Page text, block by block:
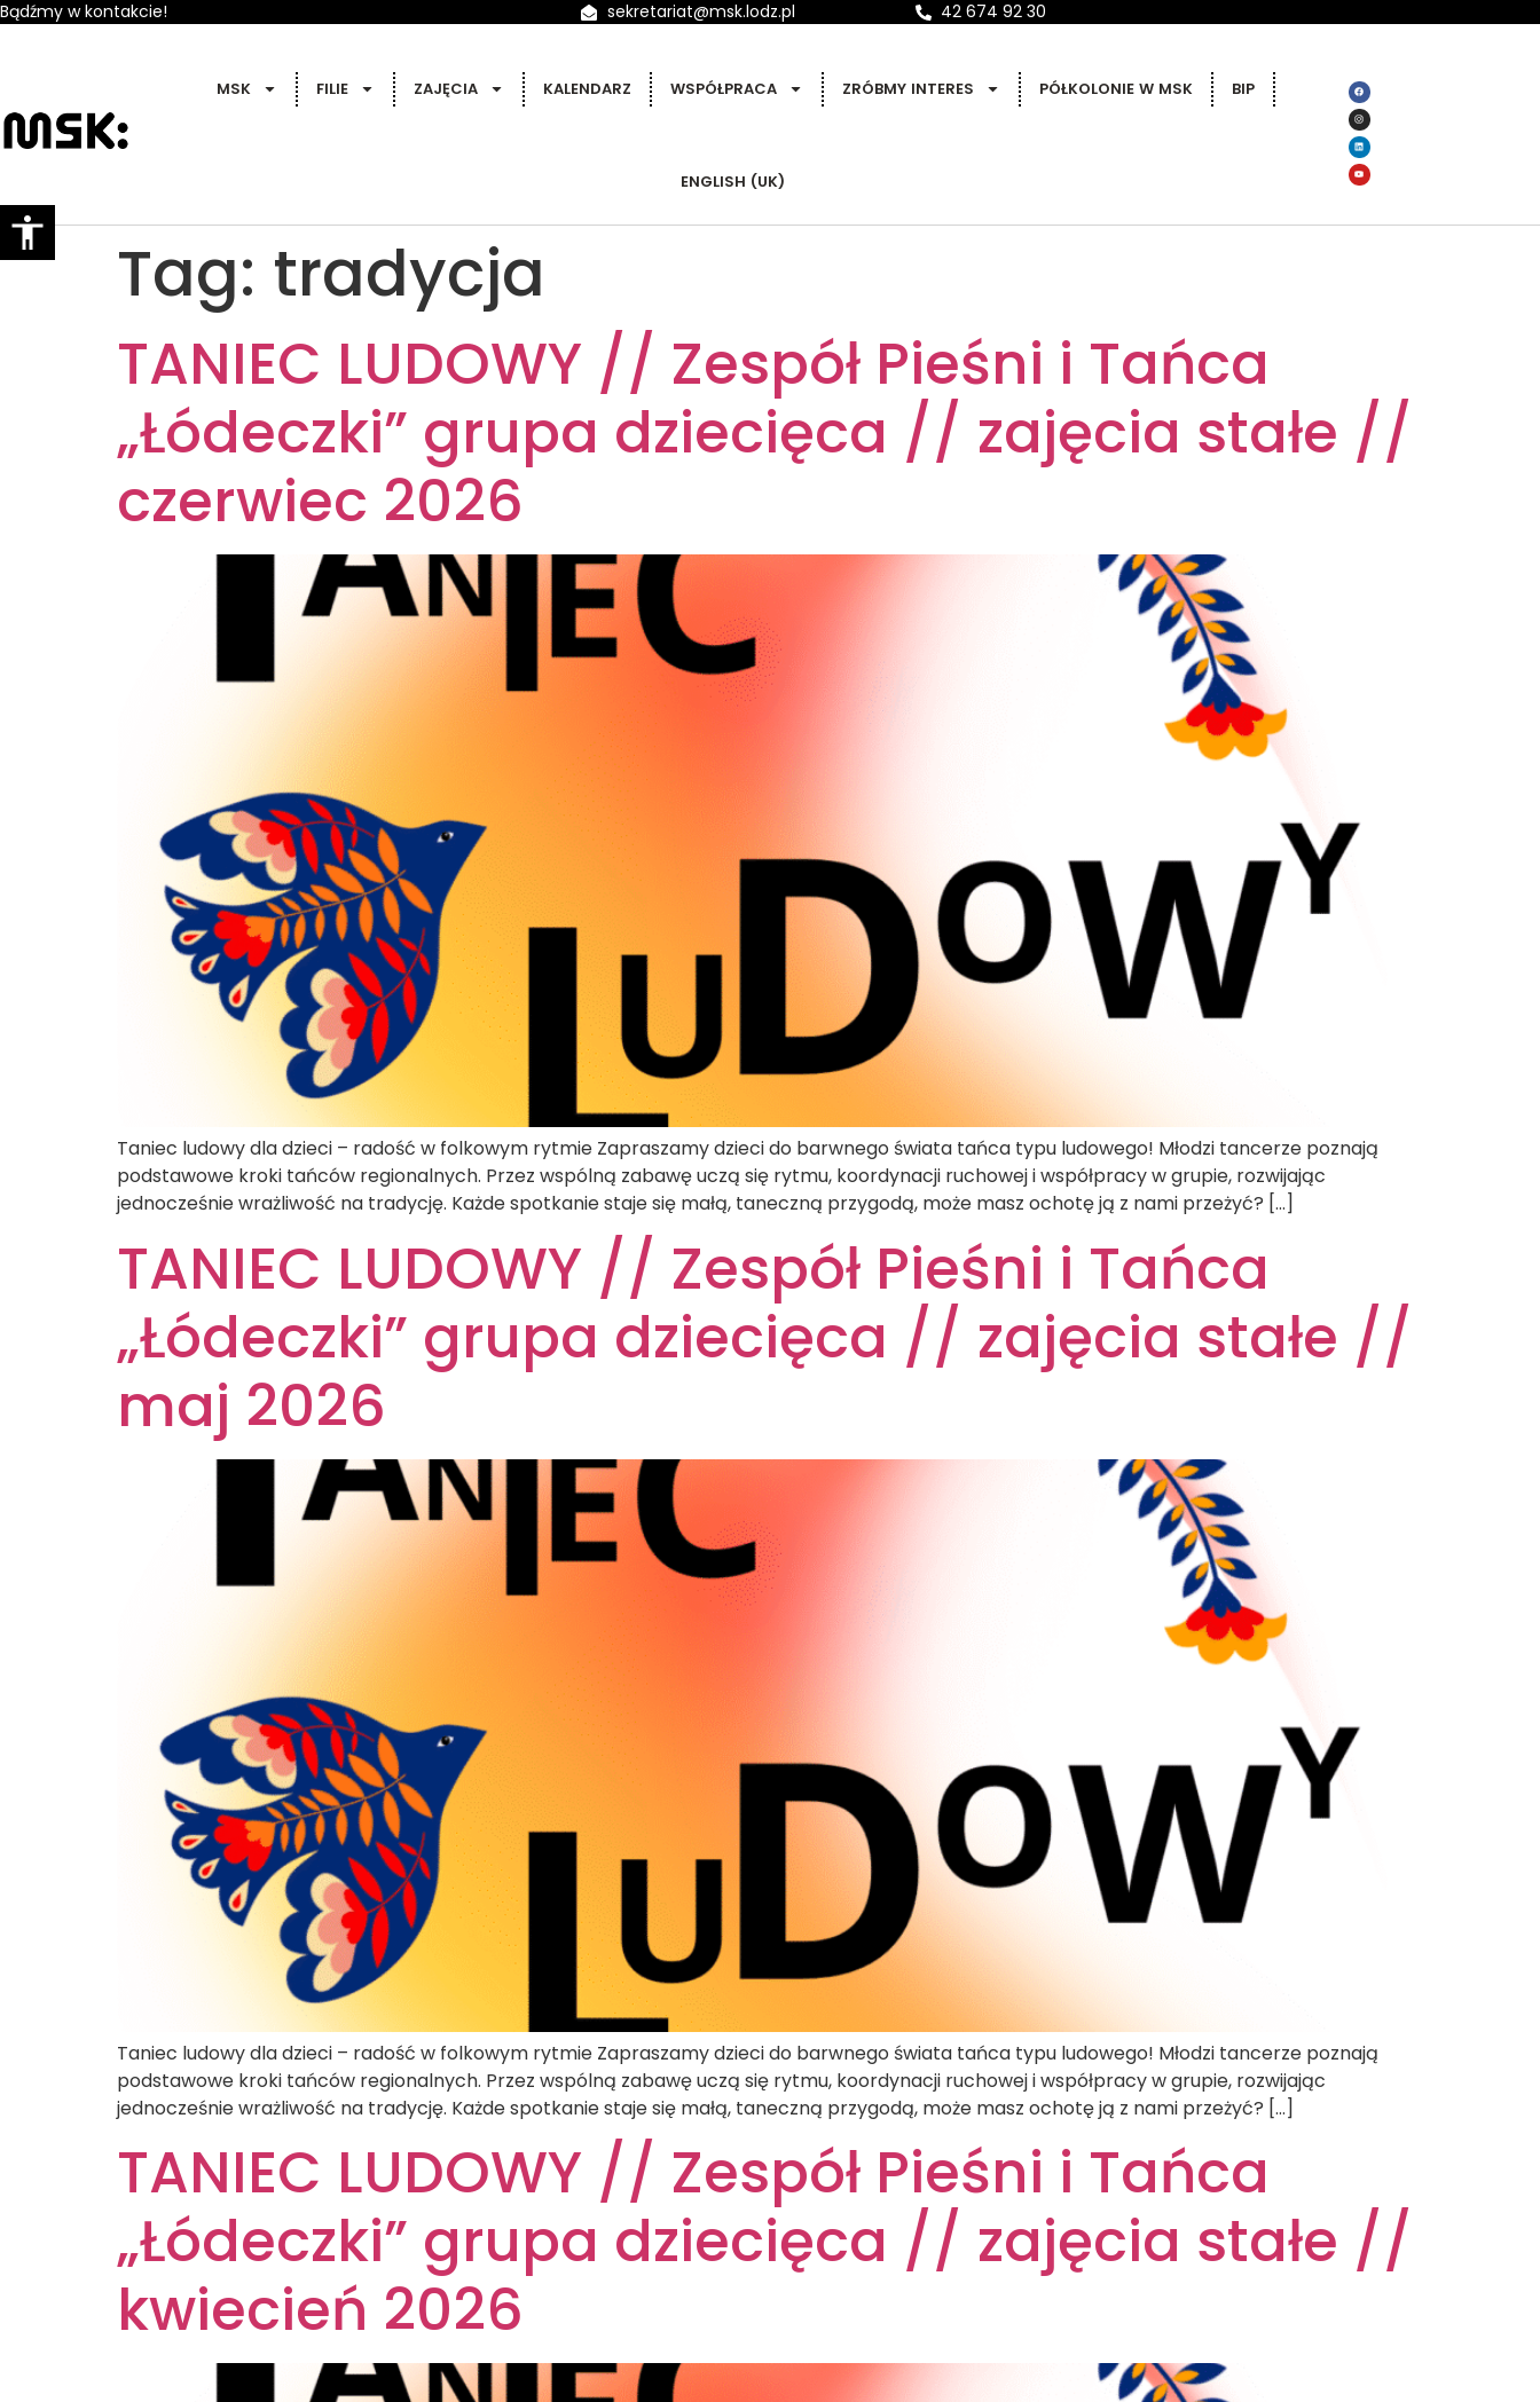
Bądźmy w kontakcie! sekretariat@msk.lodz.pl 42 674 92 30
MSK FILIE ZAJĘCIA KALENDARZ WSPÓŁPRACA ZRÓBMY INTERES PÓŁKOLONIE W MSK BIP
ENGLISH (UK)
Tag: tradycja
TANIEC LUDOWY // Zespół Pieśni i Tańca
„Łódeczki” grupa dziecięca // zajęcia stałe //
czerwiec 2026
Taniec ludowy dla dzieci – radość w folkowym rytmie Zapraszamy dzieci do barwnego świata tańca typu ludowego! Młodzi tancerze poznają
podstawowe kroki tańców regionalnych. Przez wspólną zabawę uczą się rytmu, koordynacji ruchowej i współpracy w grupie, rozwijając
jednocześnie wrażliwość na tradycję. Każde spotkanie staje się małą, taneczną przygodą, może masz ochotę ją z nami przeżyć? […]
TANIEC LUDOWY // Zespół Pieśni i Tańca
„Łódeczki” grupa dziecięca // zajęcia stałe //
maj 2026
Taniec ludowy dla dzieci – radość w folkowym rytmie Zapraszamy dzieci do barwnego świata tańca typu ludowego! Młodzi tancerze poznają
podstawowe kroki tańców regionalnych. Przez wspólną zabawę uczą się rytmu, koordynacji ruchowej i współpracy w grupie, rozwijając
jednocześnie wrażliwość na tradycję. Każde spotkanie staje się małą, taneczną przygodą, może masz ochotę ją z nami przeżyć? […]
TANIEC LUDOWY // Zespół Pieśni i Tańca
„Łódeczki” grupa dziecięca // zajęcia stałe //
kwiecień 2026